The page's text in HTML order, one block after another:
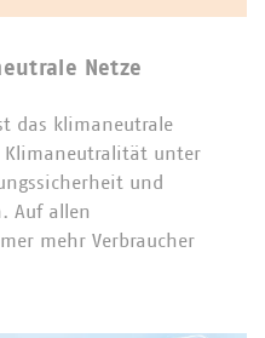
Netze
das klimaneutrale
Klimaneutralität unter
und
Auf allen
mehr Verbraucher